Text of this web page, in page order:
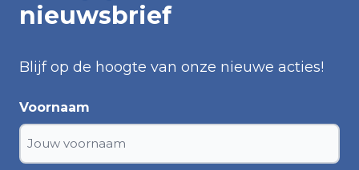
nieuwsbrief
Blijf op de hoogte van onze nieuwe acties!
Voornaam